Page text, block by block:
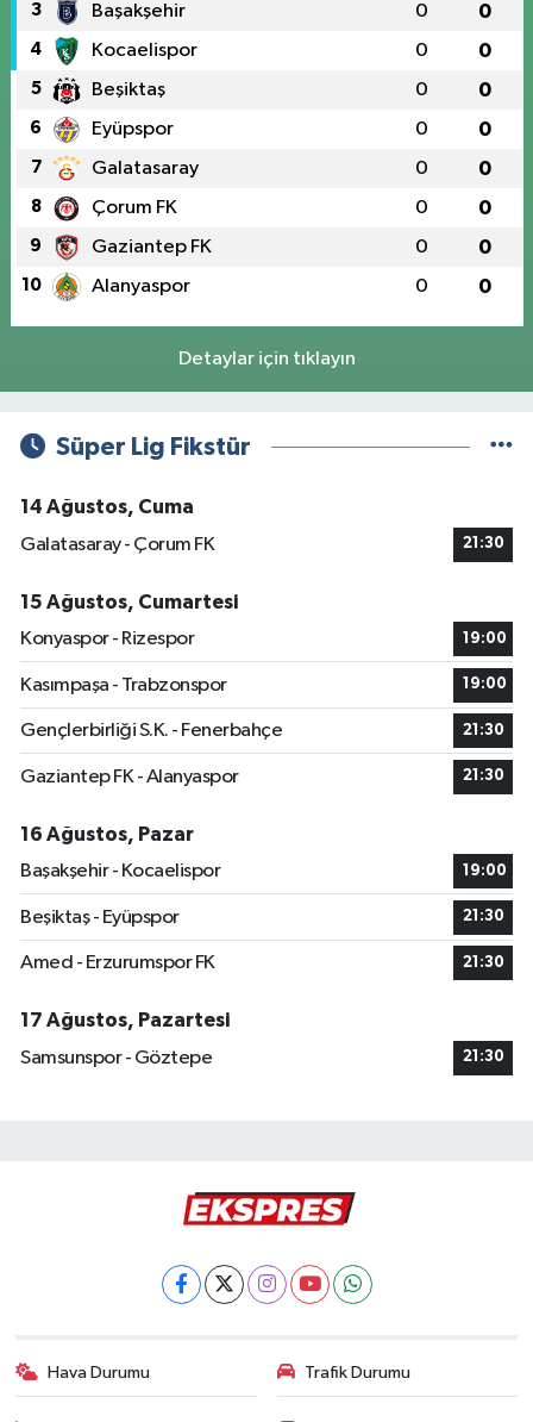
3 Başakşehir 0 0
4 Kocaelispor 0 0
5 Beşiktaş 0 0
6 Eyüpspor 0 0
7 Galatasaray 0 0
8 Çorum FK 0 0
9 Gaziantep FK 0 0
10 Alanyaspor 0 0
Detaylar için tıklayın
Süper Lig Fikstür
14 Ağustos, Cuma
Galatasaray - Çorum FK
21:30
15 Ağustos, Cumartesi
Konyaspor - Rizespor
19:00
Kasımpaşa - Trabzonspor 19:00
Gençlerbirliği S.K. - Fenerbahçe 21:30
Gaziantep FK - Alanyaspor 21:30
16 Ağustos, Pazar
Başakşehir - Kocaelispor
19:00
Beşiktaş - Eyüpspor 21:30
Amed - Erzurumspor FK 21:30
17 Ağustos, Pazartesi
Samsunspor - Göztepe
21:30
Hava Durumu Trafik Durumu